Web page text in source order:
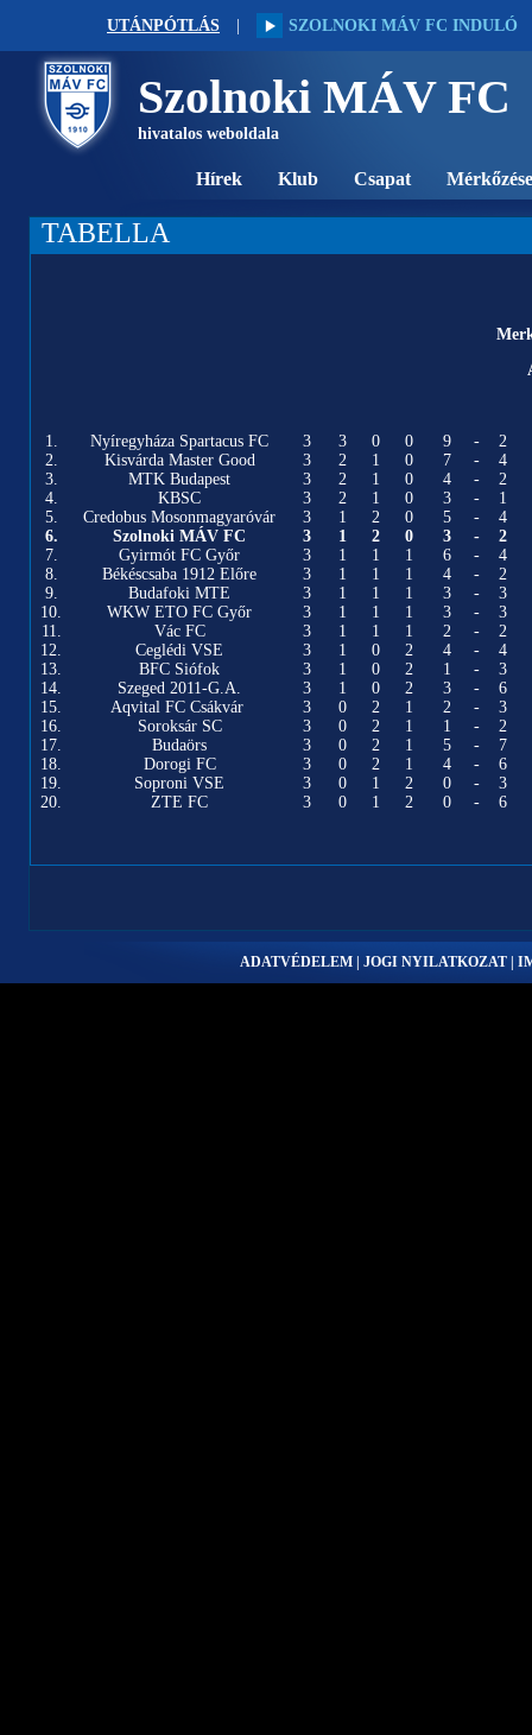
UTÁNPÓTLÁS SZOLNOKI MÁV FC INDULÓ
Szolnoki MÁV FC
hivatalos weboldala
Hírek Klub Csapat
TABELLA
1. Nyíregyháza Spartacus FC 3 3 0 0 9 -
2
2.
Kisvárda Master Good 3 2 1 0 7 -
4
3.
MTK Budapest 3 2 1 0 4 -
2
4.
KBSC 3 2 1 0 3 -
1
5.
Credobus Mosonmagyaróvár 3 1 2 0 5 -
4
6.
Szolnoki MÁV FC 3 1 2 0 3 -
2
7.
Gyirmót FC Győr 3 1 1 1 6 -
4
8.
Békéscsaba 1912 Előre 3 1 1 1 4 -
2
9.
Budafoki MTE 3 1 1 1 3 -
3
10.
WKW ETO FC Győr 3 1 1 1 3 -
3
11.
Vác FC 3 1 1 1 2 -
2
12.
Ceglédi VSE 3 1 0 2 4 -
4
13.
BFC Siófok 3 1 0 2 1 -
3
14.
Szeged 2011-G.A. 3 1 0 2 3 -
6
15.
Aqvital FC Csákvár 3 0 2 1 2 -
3
16.
Soroksár SC 3 0 2 1 1 -
2
17.
Budaörs 3 0 2 1 5 -
7
18.
Dorogi FC 3 0 2 1 4 -
6
19.
Soproni VSE 3 0 1 2 0 -
3
20.
ZTE FC 3 0 1 2 0 - 6
ADATVÉDELEM | JOGI NYILATKOZAT |